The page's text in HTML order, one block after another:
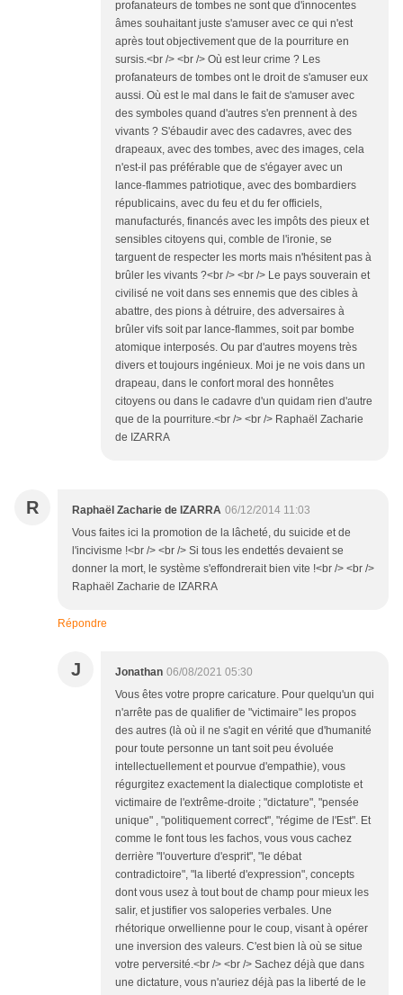
profanateurs de tombes ne sont que d'innocentes
âmes souhaitant juste s'amuser avec ce qui n'est
après tout objectivement que de la pourriture en
sursis.<br /> <br /> Où est leur crime ? Les
profanateurs de tombes ont le droit de s'amuser eux
aussi. Où est le mal dans le fait de s'amuser avec
des symboles quand d'autres s'en prennent à des
vivants ? S'ébaudir avec des cadavres, avec des
drapeaux, avec des tombes, avec des images, cela
n'est-il pas préférable que de s'égayer avec un
lance-flammes patriotique, avec des bombardiers
républicains, avec du feu et du fer officiels,
manufacturés, financés avec les impôts des pieux et
sensibles citoyens qui, comble de l'ironie, se
targuent de respecter les morts mais n'hésitent pas à
brûler les vivants ?<br /> <br /> Le pays souverain et
civilisé ne voit dans ses ennemis que des cibles à
abattre, des pions à détruire, des adversaires à
brûler vifs soit par lance-flammes, soit par bombe
atomique interposés. Ou par d'autres moyens très
divers et toujours ingénieux. Moi je ne vois dans un
drapeau, dans le confort moral des honnêtes
citoyens ou dans le cadavre d'un quidam rien d'autre
que de la pourriture.<br /> <br /> Raphaël Zacharie
de IZARRA
R Raphaël Zacharie de IZARRA 06/12/2014 11:03
Vous faites ici la promotion de la lâcheté, du suicide et de
l'incivisme !<br /> <br /> Si tous les endettés devaient se
donner la mort, le système s'effondrerait bien vite !<br /> <br />
Raphaël Zacharie de IZARRA
Répondre
J Jonathan 06/08/2021 05:30
Vous êtes votre propre caricature. Pour quelqu'un qui
n'arrête pas de qualifier de "victimaire" les propos
des autres (là où il ne s'agit en vérité que d'humanité
pour toute personne un tant soit peu évoluée
intellectuellement et pourvue d'empathie), vous
régurgitez exactement la dialectique complotiste et
victimaire de l'extrême-droite ; "dictature", "pensée
unique" , "politiquement correct", "régime de l'Est". Et
comme le font tous les fachos, vous vous cachez
derrière "l'ouverture d'esprit", "le débat
contradictoire", "la liberté d'expression", concepts
dont vous usez à tout bout de champ pour mieux les
salir, et justifier vos saloperies verbales. Une
rhétorique orwellienne pour le coup, visant à opérer
une inversion des valeurs. C'est bien là où se situe
votre perversité.<br /> <br /> Sachez déjà que dans
une dictature, vous n'auriez déjà pas la liberté de le